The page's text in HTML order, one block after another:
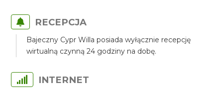
RECEPCJA
Bajeczny Cypr Willa posiada wyłącznie recepcję
wirtualną czynną 24 godziny na dobę.
INTERNET